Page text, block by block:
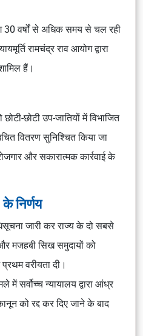
30 वर्षों से अधिक समय से चल रही
रामचंद्र राव आयोग द्वारा
हैं।
छोटी उप-जातियों में विभाजित
वितरण सुनिश्चित किया जा
और सकारात्मक कार्रवाई के
निर्णय
जारी कर राज्य के दो सबसे
मजहबी सिख समुदायों को
वरीयता दी।
में सर्वोच्च न्यायालय द्वारा आंध्र
को रद्द कर दिए जाने के बाद